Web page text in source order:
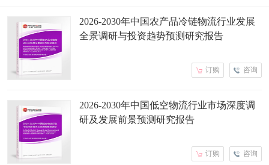
2026-2030年中国农产品冷链物流行业发展
全景调研与投资趋势预测研究报告
咨询
订购
2026-2030年中国低空物流行业市场深度调
研及发展前景预测研究报告
咨询
订购